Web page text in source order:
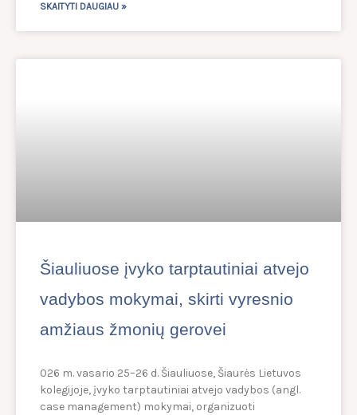
SKAITYTI DAUGIAU »
Šiauliuose įvyko tarptautiniai atvejo
vadybos mokymai, skirti vyresnio
amžiaus žmonių gerovei
026 m. vasario 25–26 d. Šiauliuose, Šiaurės Lietuvos
kolegijoje, įvyko tarptautiniai atvejo vadybos (angl.
case management) mokymai, organizuoti